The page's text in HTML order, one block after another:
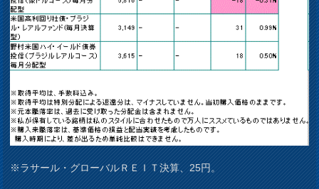
※ラサール・グローバルＲＥＩＴ決算、25円。